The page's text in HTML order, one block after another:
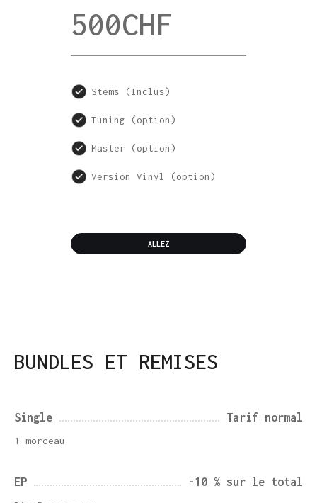
500CHF
Stems (Inclus)
Tuning (option)
Master (option)
Version Vinyl (option)
ALLEZ
BUNDLES ET REMISES
Single Tarif normal
1 morceau
EP -10 % sur le total